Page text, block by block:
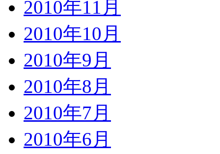
2010年11月
2010年10月
2010年9月
2010年8月
2010年7月
2010年6月